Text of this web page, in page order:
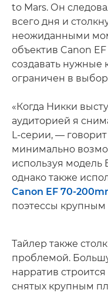
to Mars. Он
всего дня и
неожиданными
объектив Canon
создавать нужные
ограничен в
«Когда Никки
аудиторией я
L-серии, —
минимально
используя модель
однако также
Canon EF 70-
поэтессы
Тайлер также
проблемой.
нарратив
снятых крупным